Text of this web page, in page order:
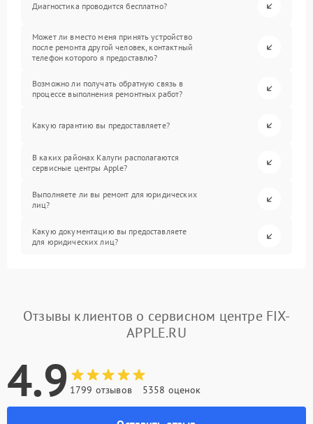
Диагностика проводится бесплатно?
Может ли вместо меня принять устройство
после ремонта другой человек, контактный
телефон которого я предоставлю?
Возможно ли получать обратную связь в
процессе выполнения ремонтных работ?
Какую гарантию вы предоставляете?
В каких районах Калуги располагаются
сервисные центры Apple?
Выполняете ли вы ремонт для юридических
лиц?
Какую документацию вы предоставляете
для юридических лиц?
Отзывы клиентов о сервисном центре FIX-
APPLE.RU
4.9 1799 отзывов 5358 оценок